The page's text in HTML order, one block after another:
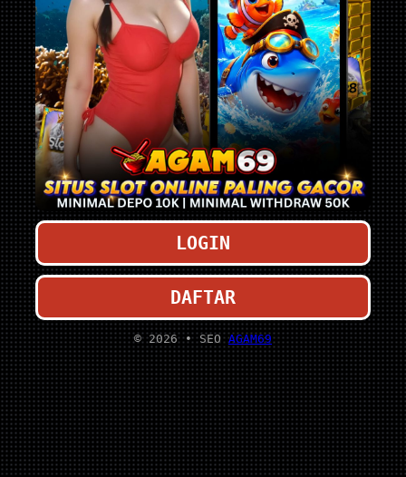
LOGIN
DAFTAR
© 2026 • SEOAGAM69